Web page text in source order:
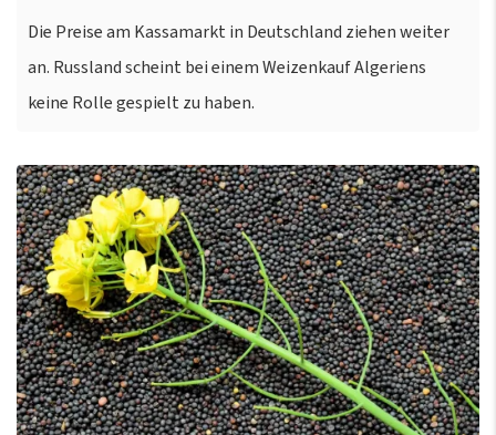
Die Preise am Kassamarkt in Deutschland ziehen weiter
an. Russland scheint bei einem Weizenkauf Algeriens
keine Rolle gespielt zu haben.